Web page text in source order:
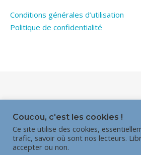
Conditions générales d’utilisation
Politique de confidentialité
HAUT DE PAGE
Coucou, c'est les cookies !
Ce site utilise des cookies,
trafic, savoir où sont nos lecteurs.
accepter ou non.